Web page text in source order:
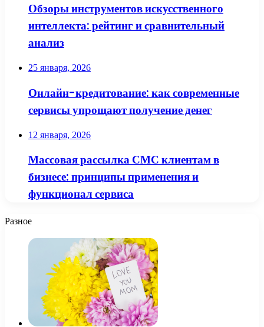
Обзоры инструментов искусственного
интеллекта: рейтинг и сравнительный
анализ
25 января, 2026
Онлайн-кредитование: как современные
сервисы упрощают получение денег
12 января, 2026
Массовая рассылка СМС клиентам в
бизнесе: принципы применения и
функционал сервиса
Разное